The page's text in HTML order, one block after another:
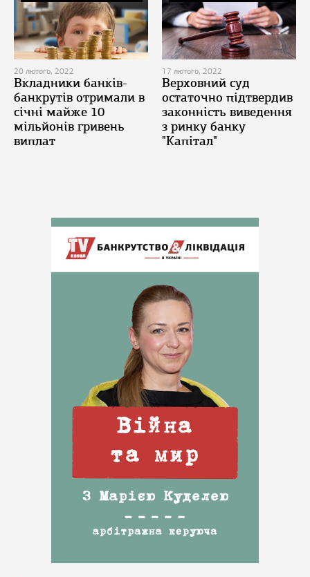
20 лютого, 2022
Вкладники банків-
банкрутів отримали в
січні майже 10
мільйонів гривень
виплат
17 лютого, 2022
Верховний суд
остаточно підтвердив
законність виведення
з ринку банку
"Капітал"